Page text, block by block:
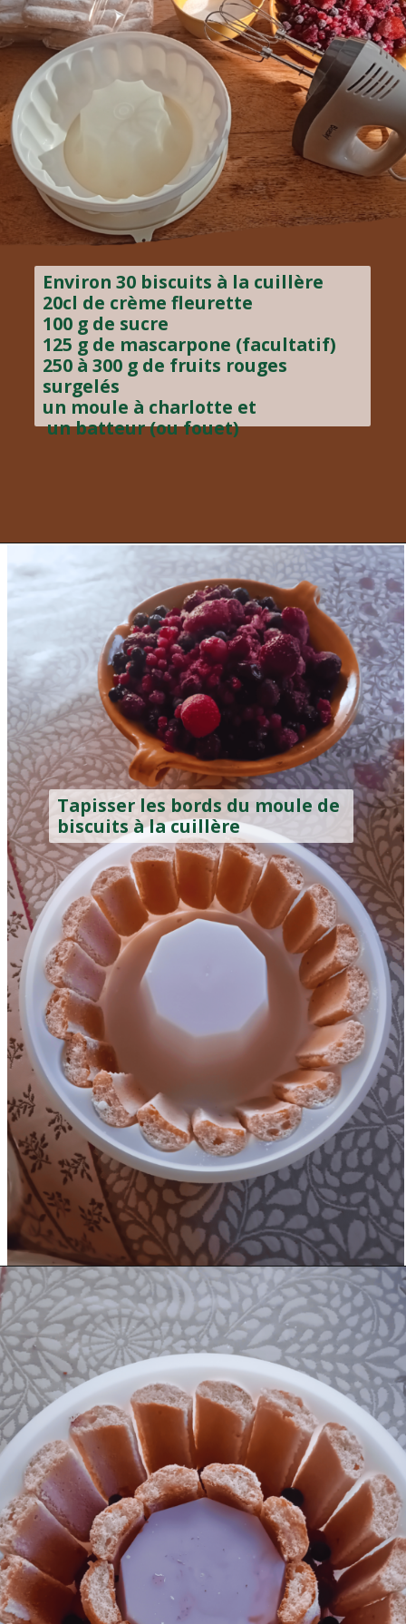
Environ 30 biscuits à la cuillère
20cl de crème fleurette
100 g de sucre
125 g de mascarpone (facultatif)
250 à 300 g de fruits rouges
surgelés
un moule à charlotte et
un batteur (ou fouet)
Tapisser les bords du moule de
biscuits à la cuillère